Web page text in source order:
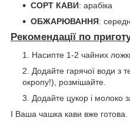
СОРТ КАВИ: арабіка
ОБЖАРЮВАННЯ:
Рекомендації по
Насипте 1-2 чайних
Додайте гарячої води з
окропу!), розмішайте.
Додайте цукор і молоко
І Ваша чашка кави вже готова.